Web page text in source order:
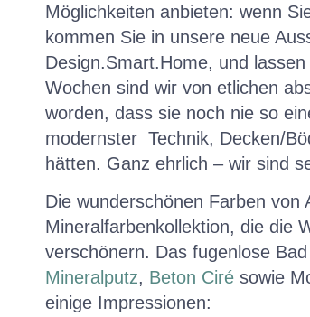
Möglichkeiten anbieten: wenn
kommen Sie in unsere neue
Design.Smart.Home, und
Wochen sind wir von etlichen
worden, dass sie noch nie so
modernster Technik, Decken/
hätten. Ganz ehrlich – wir sind
Die wunderschönen Farben
Mineralfarbenkollektion, die die
verschönern. Das fugenlose
Mineralputz, Beton Ciré sowie
einige Impressionen: